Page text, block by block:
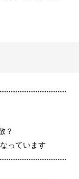
？
っています